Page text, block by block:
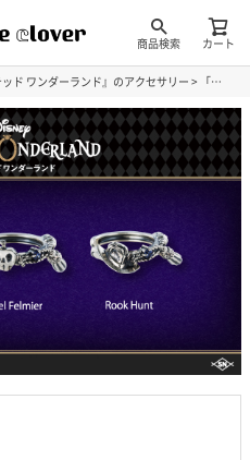
商品検索 カート
ッド ワンダーランド』のアクセサリー 「ヴィル・シェーンハイト」『ディズニー ツイステッドワンダーランド』 イヤーカフ 片耳用 シルバー DI738SV